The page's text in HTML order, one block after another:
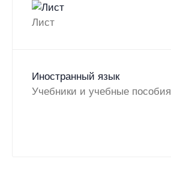
Лист
Иностранный язык
Учебники и учебные пособия